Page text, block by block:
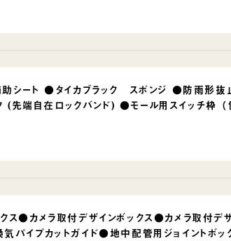
シート ●タイカブラック スポンジ ●防雨形抜
(先端自在ロックバンド) ●モール用スイッチ枠
●カメラ取付デザインボックス●カメラ取付デ
イプカットガイド●地中配管用ジョイントボッ